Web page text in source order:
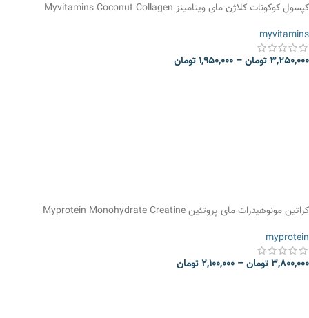
کپسول کوکونات کلاژن مای ویتامینز Myvitamins Coconut Collagen
myvitamins
3,250,000تومان–
1,950,000تومان
کراتین مونوهیدرات مای پروتئین Myprotein Monohydrate Creatine
myprotein
3,800,000تومان–
2,100,000تومان